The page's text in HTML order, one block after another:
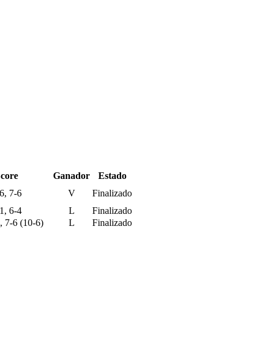
Ganador
Estado
7-6
V
Finalizado
6-4
L
Finalizado
7-6 (10-6)
L Finalizado